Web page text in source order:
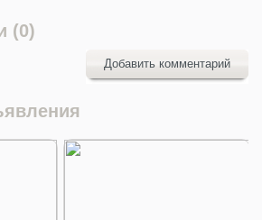
(0)
Добавить комментарий